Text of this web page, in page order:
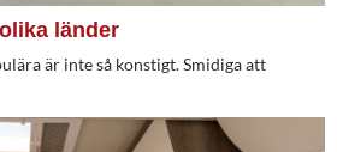
länder
är inte så konstigt. Smidiga att